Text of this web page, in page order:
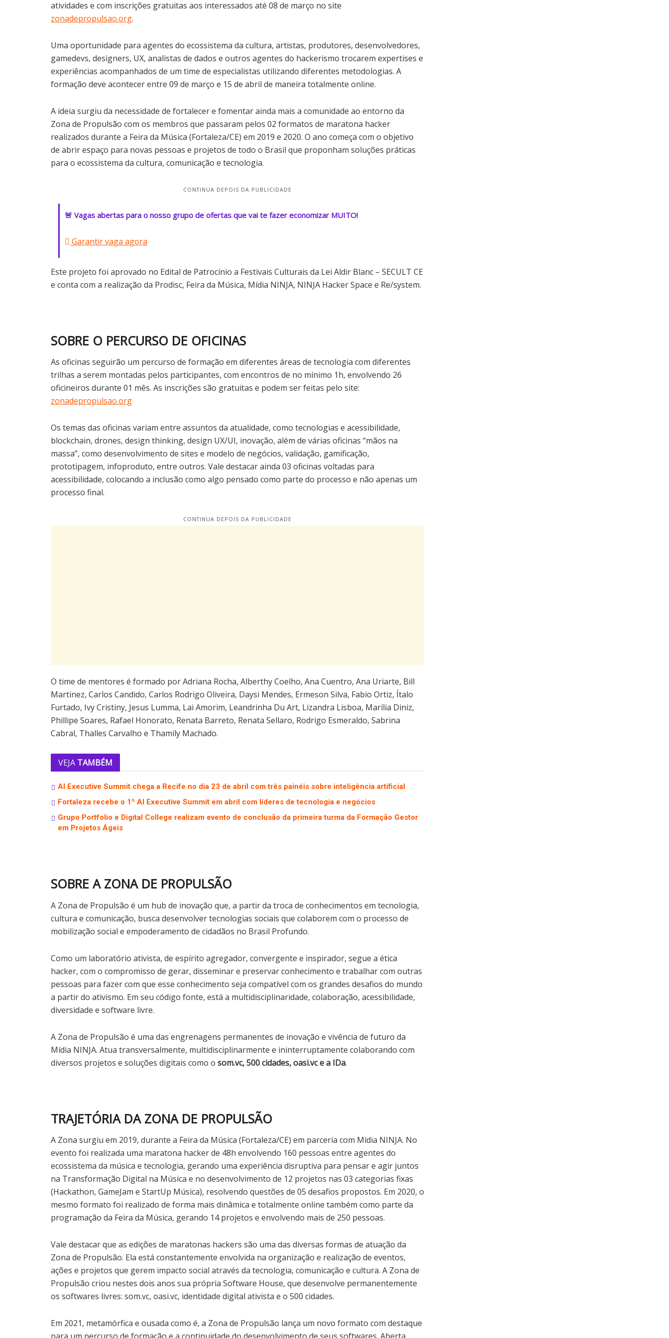
atividades e com inscrições gratuitas aos interessados até 08​​ de março no site ​
zonadepropulsao.org​.
Uma oportunidade para ​agentes do ecossistema da cultura, artistas, produtores, desenvolvedores,
gamedevs, designers, UX, analistas de dados e outros agentes do hackerismo trocarem expertises e
experiências acompanhados de um time de especialistas utilizando diferentes metodologias. A
formação deve acontecer entre 09 de março e 15 de abril de maneira totalmente online.
A ideia surgiu da necessidade de fortalecer e fomentar ainda mais a comunidade ao entorno da
Zona de Propulsão com os membros que passaram pelos 02 formatos de maratona hacker
realizados durante a Feira da Música (Fortaleza/CE) em 2019 e 2020. O ano começa com o objetivo
de abrir espaço para novas pessoas e projetos de todo o Brasil que proponham soluções práticas
para o ecossistema da cultura, comunicação e tecnologia.
CONTINUA DEPOIS DA PUBLICIDADE
🚨 Vagas abertas para o nosso grupo de ofertas que vai te fazer economizar MUITO!
Garantir vaga agora
Este projeto foi aprovado no Edital de Patrocínio a Festivais Culturais da Lei Aldir Blanc – SECULT CE
e conta com a realização da Prodisc, Feira da Música, Mídia NINJA, NINJA Hacker Space e Re/system.
SOBRE O PERCURSO DE OFICINAS
As oficinas seguirão um percurso de formação em diferentes áreas de tecnologia com diferentes
trilhas a serem montadas pelos participantes, com encontros de no mínimo 1h, envolvendo 26
oficineiros durante 01 mês. As inscrições são gratuitas e podem ser feitas pelo site:
zonadepropulsao.org
Os temas das oficinas variam entre assuntos da atualidade, como tecnologias e acessibilidade,
blockchain, drones, design thinking, design UX/UI, inovação, além de várias oficinas “mãos na
massa”, como desenvolvimento de sites e modelo de negócios, validação, gamificação,
prototipagem, infoproduto, entre outros. Vale destacar ainda 03 oficinas voltadas para
acessibilidade, colocando a inclusão como algo pensado como parte do processo e não apenas um
processo final.
CONTINUA DEPOIS DA PUBLICIDADE
O time de mentores é formado por Adriana Rocha, Alberthy Coelho, Ana Cuentro, Ana Uriarte, Bill
Martinez, Carlos Candido, Carlos Rodrigo Oliveira, Daysi Mendes, Ermeson Silva, Fabio Ortiz, Ítalo
Furtado, Ivy Cristiny, Jesus Lumma, Lai Amorim, Leandrinha Du Art, Lizandra Lisboa, Marília Diniz,
Phillipe Soares, Rafael Honorato, Renata Barreto, Renata Sellaro, Rodrigo Esmeraldo, Sabrina
Cabral, Thalles Carvalho e Thamily Machado.
VEJA TAMBÉM
AI Executive Summit chega a Recife no dia 23 de abril com três painéis sobre inteligência artificial
Fortaleza recebe o 1º AI Executive Summit em abril com líderes de tecnologia e negócios
Grupo Portfolio e Digital College realizam evento de conclusão da primeira turma da Formação Gestor
em Projetos Ágeis
SOBRE A ZONA DE PROPULSÃO
A Zona de Propulsão é um hub de inovação que, a partir da troca de conhecimentos em tecnologia,
cultura e comunicação, busca desenvolver tecnologias sociais que colaborem com o processo de
mobilização social e empoderamento de cidadãos no Brasil Profundo.
Como um laboratório ativista, de espírito agregador, convergente e inspirador, segue a ética
hacker, com o compromisso de gerar, disseminar e preservar conhecimento e trabalhar com outras
pessoas para fazer com que esse conhecimento seja compatível com os grandes desafios do mundo
a partir do ativismo. Em seu código fonte, está a multidisciplinaridade, colaboração, acessibilidade,
diversidade e software livre.
A Zona de Propulsão é uma das engrenagens permanentes de inovação e vivência de futuro da
Mídia NINJA. Atua transversalmente, multidisciplinarmente e ininterruptamente colaborando com
diversos projetos e soluções digitais como o som.vc, 500 cidades, oasi.vc e a IDa​.
TRAJETÓRIA DA ZONA DE PROPULSÃO
A Zona surgiu em 2019, durante a Feira da Música (Fortaleza/CE) em parceria com Mídia NINJA. No
evento foi realizada uma maratona hacker de 48h envolvendo 160 pessoas entre agentes do
ecossistema da música e tecnologia, gerando uma experiência disruptiva para pensar e agir juntos
na Transformação Digital na Música e no desenvolvimento de 12 projetos nas 03 categorias fixas
(Hackathon, GameJam e StartUp Música), resolvendo questões de 05 desafios propostos. Em 2020, o
mesmo formato foi realizado de forma mais dinâmica e totalmente online também como parte da
programação da Feira da Música, gerando 14 projetos e envolvendo mais de 250 pessoas.
Vale destacar que as edições de maratonas hackers são uma das diversas formas de atuação da
Zona de Propulsão. Ela está constantemente envolvida na organização e realização de eventos,
ações e projetos que gerem impacto social através da tecnologia, comunicação e cultura. A Zona de
Propulsão criou nestes dois anos sua própria Software House, que desenvolve permanentemente
os softwares livres: som.vc, oasi.vc, identidade digital ativista e o 500 cidades.
Em 2021, metamórfica e ousada como é, a Zona de Propulsão lança um novo formato com destaque